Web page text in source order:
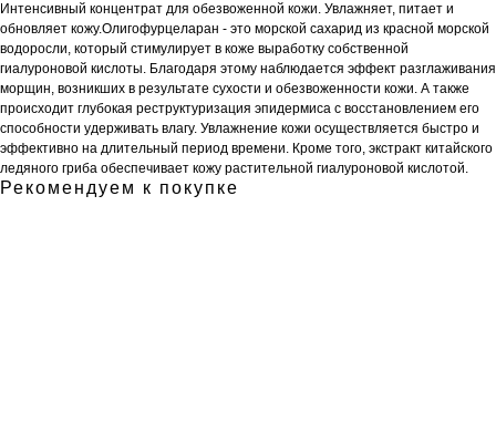
Интенсивный концентрат для обезвоженной кожи. Увлажняет, питает и
обновляет кожу.Олигофурцеларан - это морской сахарид из красной морской
водоросли, который стимулирует в коже выработку собственной
гиалуроновой кислоты. Благодаря этому наблюдается эффект разглаживания
морщин, возникших в результате сухости и обезвоженности кожи. А также
происходит глубокая реструктуризация эпидермиса с восстановлением его
способности удерживать влагу. Увлажнение кожи осуществляется быстро и
эффективно на длительный период времени. Кроме того, экстракт китайского
ледяного гриба обеспечивает кожу растительной гиалуроновой кислотой.
Рекомендуем к покупке